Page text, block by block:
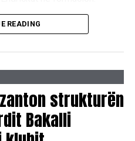
Jose Mourinho,
dhe nuk mund t’i
e Fenerbahçes, e
pasiguria rreth rolit të
dhe ta bindë atë të
turke.
READING
strukturën
Bakalli